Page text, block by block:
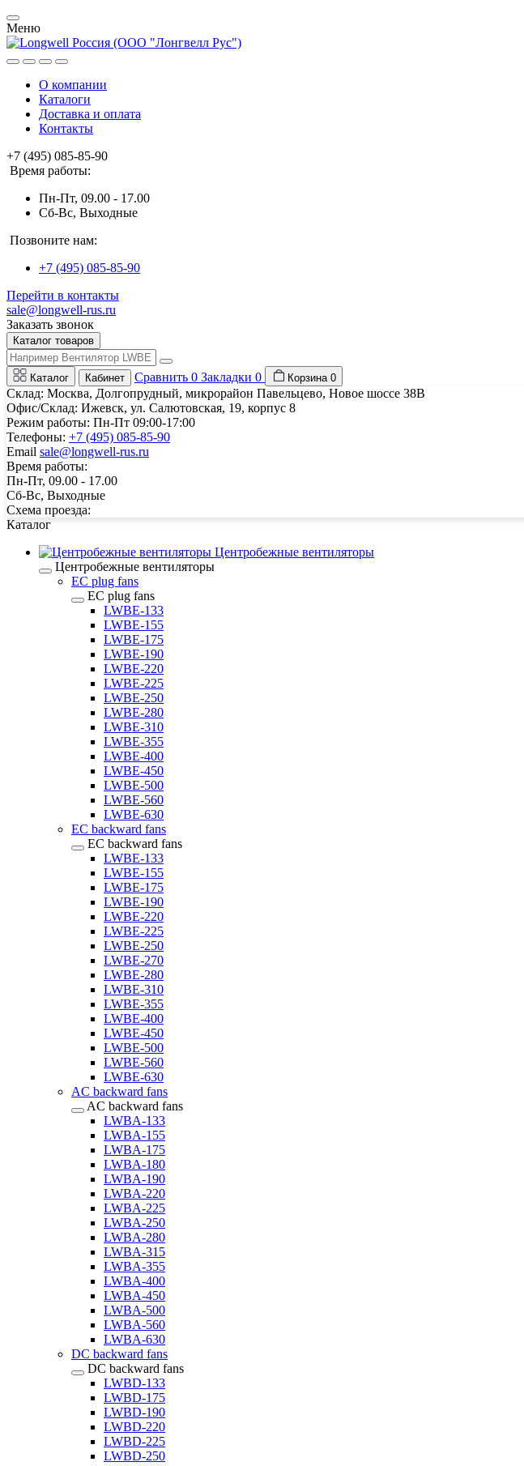
Меню
О компании
Каталоги
Доставка и оплата
Контакты
+7 (495) 085-85-90
Время работы:
Пн-Пт, 09.00 - 17.00
Сб-Вс, Выходные
Позвоните нам:
+7 (495) 085-85-90
Перейти в контакты
sale@longwell-rus.ru
Заказать звонок
Каталог товаров
Каталог Кабинет Сравнить 0 Закладки 0 Корзина 0
Склад: Москва, Долгопрудный, микрорайон Павельцево, Новое шоссе 38В
Офис/Склад: Ижевск, ул. Салютовская, 19, корпус 8
Режим работы: Пн-Пт 09:00-17:00
Телефоны: +7 (495) 085-85-90
Email sale@longwell-rus.ru
Время работы:
Пн-Пт, 09.00 - 17.00
Сб-Вс, Выходные
Схема проезда:
Каталог
Центробежные вентиляторы
Центробежные вентиляторы
EC plug fans
EC plug fans
LWBE-133
LWBE-155
LWBE-175
LWBE-190
LWBE-220
LWBE-225
LWBE-250
LWBE-280
LWBE-310
LWBE-355
LWBE-400
LWBE-450
LWBE-500
LWBE-560
LWBE-630
EC backward fans
EC backward fans
LWBE-133
LWBE-155
LWBE-175
LWBE-190
LWBE-220
LWBE-225
LWBE-250
LWBE-270
LWBE-280
LWBE-310
LWBE-355
LWBE-400
LWBE-450
LWBE-500
LWBE-560
LWBE-630
AC backward fans
AC backward fans
LWBA-133
LWBA-155
LWBA-175
LWBA-180
LWBA-190
LWBA-220
LWBA-225
LWBA-250
LWBA-280
LWBA-315
LWBA-355
LWBA-400
LWBA-450
LWBA-500
LWBA-560
LWBA-630
DC backward fans
DC backward fans
LWBD-133
LWBD-175
LWBD-190
LWBD-220
LWBD-225
LWBD-250